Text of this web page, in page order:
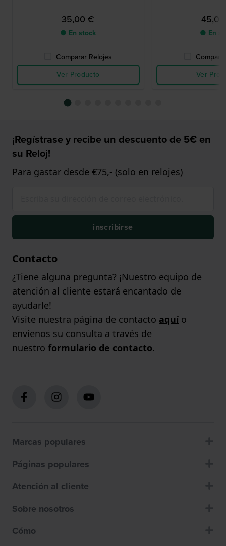
35,00 €
● En stock
Comparar Relojes
Ver Producto
● En
Ver
¡Regístrase y recibe un descuento de 5€ en
su Reloj!
Para gastar desde €75,- (solo en relojes)
inscribirse
Contacto
¿Tiene alguna pregunta? ¡Nuestro equipo de
atención al cliente estará encantado de
ayudarle!
Visite nuestra página de contacto aquío
envíenos su consulta a través de
nuestro formulario de contacto.
Marcas populares
Páginas populares
Atención al cliente
Sobre nosotros
Cómo